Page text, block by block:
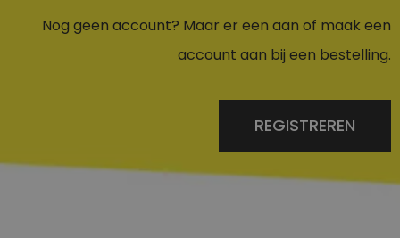
Nog geen account? Maar er een aan of maak een
account aan bij een bestelling.
REGISTREREN